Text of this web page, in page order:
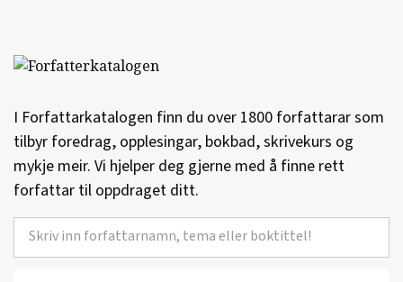
I Forfattarkatalogen finn du over 1800 forfattarar som
tilbyr foredrag, opplesingar, bokbad, skrivekurs og
mykje meir. Vi hjelper deg gjerne med å finne rett
forfattar til oppdraget ditt.